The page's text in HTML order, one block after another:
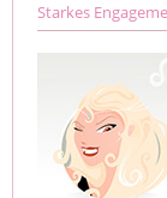
Starkes